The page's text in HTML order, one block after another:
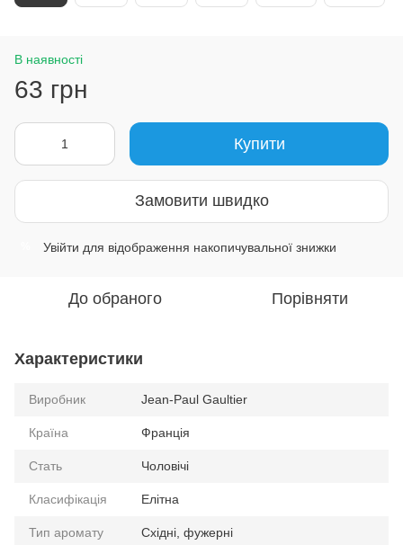
В наявності
63 грн
Купити
Замовити швидко
Увійти для відображення накопичувальної знижки
До обраного Порівняти
Характеристики
Виробник Jean-Paul Gaultier
Країна Франція
Стать Чоловічі
Класифікація Елітна
Тип аромату Східні, фужерні